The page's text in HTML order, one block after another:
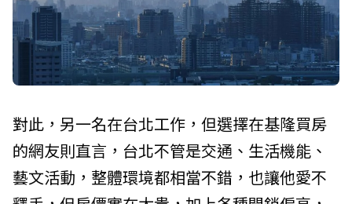
對此，另一名在台北工作，但選擇在基隆買房
的網友則直言，台北不管是交通、生活機能、
藝文活動，整體環境都相當不錯，也讓他愛不